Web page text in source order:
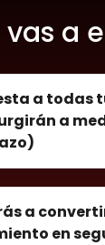
vas a
a todas
a
a
en